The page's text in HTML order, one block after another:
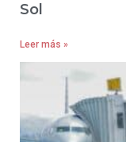
Sol
Leer más »